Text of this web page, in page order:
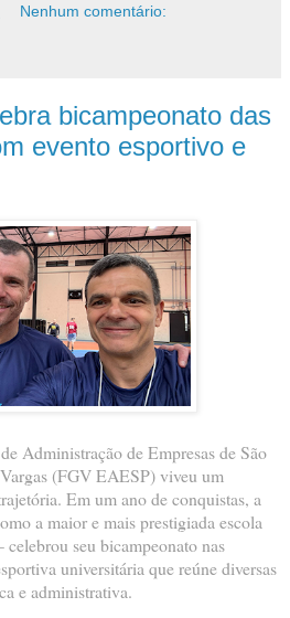
Nenhum comentário:
bicampeonato das
evento esportivo e
Administração de Empresas de São
(FGV EAESP) viveu um
Em um ano de conquistas, a
a maior e mais prestigiada escola
seu bicampeonato nas
universitária que reúne diversas
e administrativa.